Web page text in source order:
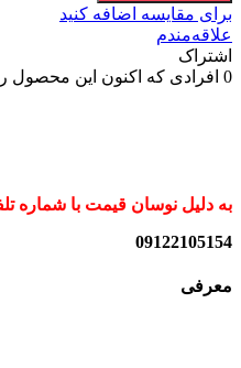
برای مقایسه اضافه کنید
علاقه‌مندم
اشتراک
0 افرادی که اکنون این محصول
به دلیل نوسان قیمت با شماره
09122105154
معرفی